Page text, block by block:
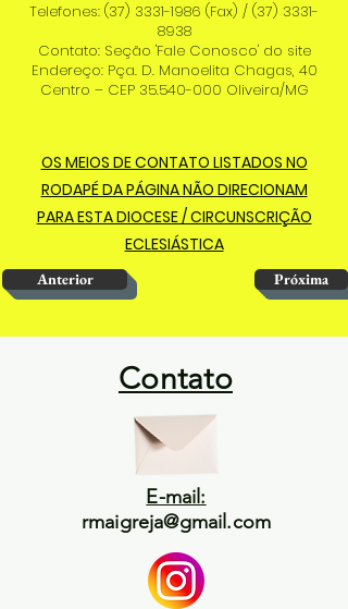
Telefones: (37) 3331-1986 (Fax) / (37) 3331-
8938
Contato: Seção 'Fale Conosco' do site
Endereço: Pça. D. Manoelita Chagas, 40
Centro – CEP 35.540-000 Oliveira/MG
OS MEIOS DE CONTATO LISTADOS NO
RODAPÉ DA PÁGINA NÃO DIRECIONAM
PARA ESTA DIOCESE / CIRCUNSCRIÇÃO
ECLESIÁSTICA
Anterior Próxima
Contato
E-mail:
rmaigreja@gmail.com